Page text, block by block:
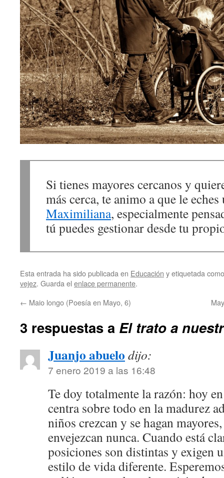
Si tienes mayores cercanos y
más cerca, te animo a que le
Maximiliana, especialmente
tú puedes gestionar desde tu
Esta entrada ha sido publicada en Educación y etiquetada
vejez. Guarda el enlace permanente.
← Maio longo (Poesía en Mayo, 6)
3 respuestas a El trato a
Juanjo abuelo dijo:
7 enero 2019 a las 16:48
Te doy totalmente la razón: hoy
centra sobre todo en la madurez
niños crezcan y se hagan
envejezcan nunca. Cuando está
posiciones son distintas y exigen
estilo de vida diferente.